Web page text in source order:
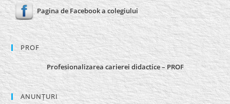
Pagina de Facebook a colegiului
PROF
Profesionalizarea carierei didactice – PROF
ANUNȚURI